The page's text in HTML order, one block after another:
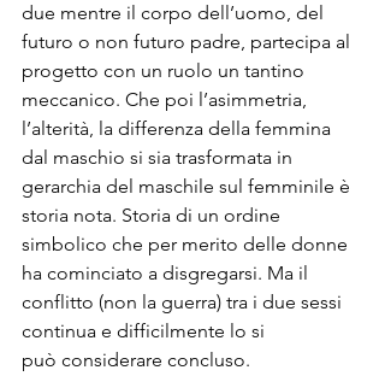
due mentre il corpo dell’uomo, del
futuro o non futuro padre, partecipa al
progetto con un ruolo un tantino
meccanico. Che poi l’asimmetria,
l’alterità, la differenza della femmina
dal maschio si sia trasformata in
gerarchia del maschile sul femminile è
storia nota. Storia di un ordine
simbolico che per merito delle donne
ha cominciato a disgregarsi. Ma il
conflitto (non la guerra) tra i due sessi
continua e difficilmente lo si
può considerare concluso.